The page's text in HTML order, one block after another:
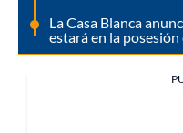
La Casa Blanca
estará en la